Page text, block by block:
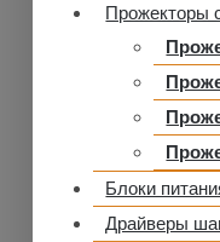
Прожекторы
Блоки
Драйверы